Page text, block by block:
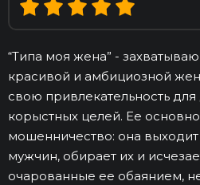
“Типа моя жена” -
красивой и амбициозной
свою привлекательность
корыстных целей. Ее
мошенничество: она выходит
мужчин, обирает их и
очарованные ее обаянием,